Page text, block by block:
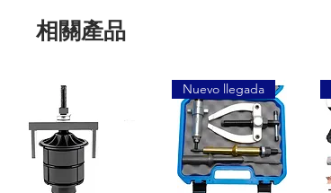
相關產品
Nuevo llegada